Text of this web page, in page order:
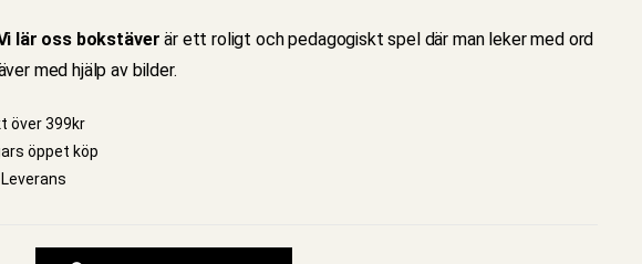
lär oss bokstäver är ett roligt och pedagogiskt spel där man leker med ord
med hjälp av bilder.
över 399kr
öppet köp